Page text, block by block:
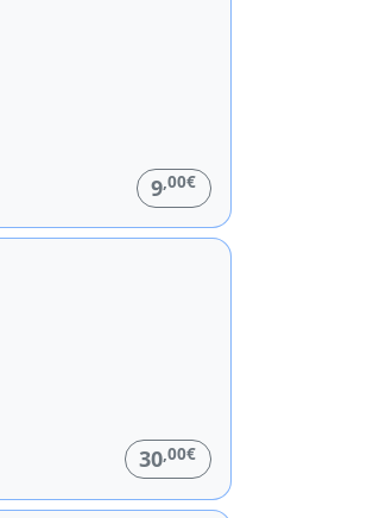
9,00€
30,00€